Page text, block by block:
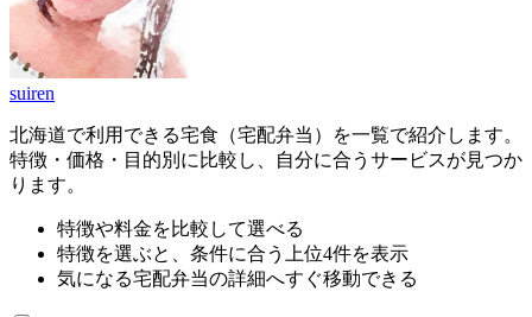
suiren
北海道で利用できる宅食（宅配弁当）を一覧で紹介します。
特徴・価格・目的別に比較し、自分に合うサービスが見つか
ります。
特徴や料金を比較して選べる
特徴を選ぶと、条件に合う上位4件を表示
気になる宅配弁当の詳細へすぐ移動できる